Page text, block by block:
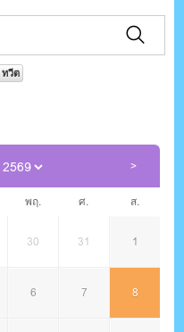
พฤ. ศ. ส.
30 31 1
6 7 8